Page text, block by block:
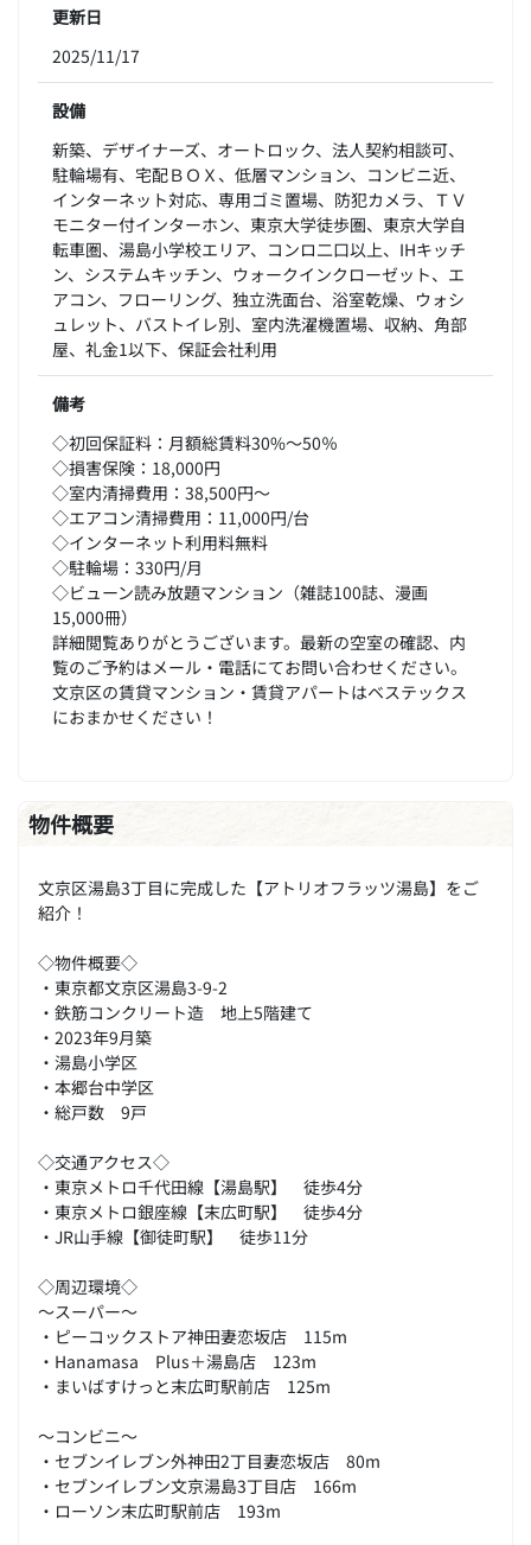
更新日
2025/11/17
設備
新築、デザイナーズ、オートロック、法人契約相談可、
駐輪場有、宅配ＢＯＸ、低層マンション、コンビニ近、
インターネット対応、専用ゴミ置場、防犯カメラ、ＴＶ
モニター付インターホン、東京大学徒歩圏、東京大学自
転車圏、湯島小学校エリア、コンロ二口以上、IHキッチ
ン、システムキッチン、ウォークインクローゼット、エ
アコン、フローリング、独立洗面台、浴室乾燥、ウォシ
ュレット、バストイレ別、室内洗濯機置場、収納、角部
屋、礼金1以下、保証会社利用
備考
◇初回保証料：月額総賃料30%～50％
◇損害保険：18,000円
◇室内清掃費用：38,500円～
◇エアコン清掃費用：11,000円/台
◇インターネット利用料無料
◇駐輪場：330円/月
◇ビューン読み放題マンション（雑誌100誌、漫画
15,000冊）
詳細閲覧ありがとうございます。最新の空室の確認、内
覧のご予約はメール・電話にてお問い合わせください。
文京区の賃貸マンション・賃貸アパートはベステックス
におまかせください！
物件概要
文京区湯島3丁目に完成した【アトリオフラッツ湯島】をご
紹介！
◇物件概要◇
・東京都文京区湯島3-9-2
・鉄筋コンクリート造 地上5階建て
・2023年9月築
・湯島小学区
・本郷台中学区
・総戸数 9戸
◇交通アクセス◇
・東京メトロ千代田線【湯島駅】 徒歩4分
・東京メトロ銀座線【末広町駅】 徒歩4分
・JR山手線【御徒町駅】 徒歩11分
◇周辺環境◇
～スーパー～
・ピーコックストア神田妻恋坂店 115m
・Hanamasa Plus＋湯島店 123m
・まいばすけっと末広町駅前店 125m
～コンビニ～
・セブンイレブン外神田2丁目妻恋坂店 80m
・セブンイレブン文京湯島3丁目店 166m
・ローソン末広町駅前店 193m